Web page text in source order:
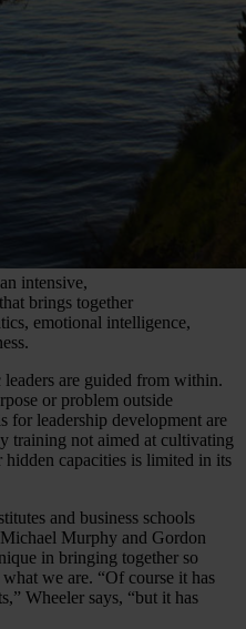
intensive,
brings together
emotional intelligence,
leaders are guided from within.
or problem outside
for leadership development are
training not aimed at cultivating
capacities is limited in its
and business schools
Murphy and Gordon
in bringing together so
we are. “Of course it has
Wheeler says, “but it has